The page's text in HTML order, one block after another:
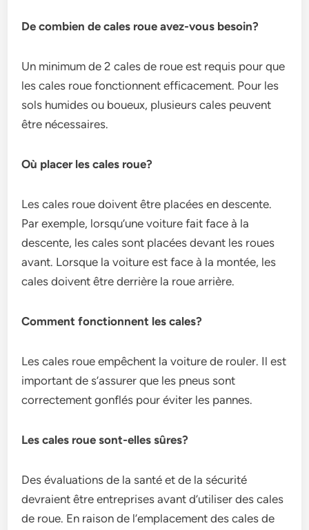
De combien de cales roue avez-vous besoin?
Un minimum de 2 cales de roue est requis pour que
les cales roue fonctionnent efficacement. Pour les
sols humides ou boueux, plusieurs cales peuvent
être nécessaires.
Où placer les cales roue?
Les cales roue doivent être placées en descente.
Par exemple, lorsqu’une voiture fait face à la
descente, les cales sont placées devant les roues
avant. Lorsque la voiture est face à la montée, les
cales doivent être derrière la roue arrière.
Comment fonctionnent les cales?
Les cales roue empêchent la voiture de rouler. Il est
important de s’assurer que les pneus sont
correctement gonflés pour éviter les pannes.
Les cales roue sont-elles sûres?
Des évaluations de la santé et de la sécurité
devraient être entreprises avant d’utiliser des cales
de roue. En raison de l’emplacement des cales de